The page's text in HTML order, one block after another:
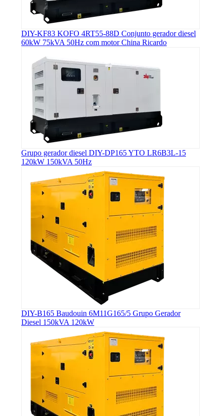
DIY-KF83 ​​KOFO 4RT55-88D Conjunto gerador diesel
60kW 75kVA 50Hz com motor China Ricardo
Grupo gerador diesel DIY-DP165 YTO LR6B3L-15
120kW 150kVA 50Hz
DIY-B165 Baudouin 6M11G165/5 Grupo Gerador
Diesel 150kVA 120kW